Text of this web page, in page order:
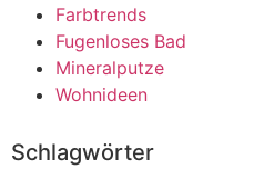
Farbtrends
Fugenloses Bad
Mineralputze
Wohnideen
Schlagwörter